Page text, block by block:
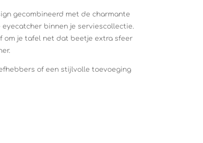
gecombineerd met de charmante
binnen je serviescollectie.
om je tafel net dat beetje extra sfeer
of een stijlvolle toevoeging